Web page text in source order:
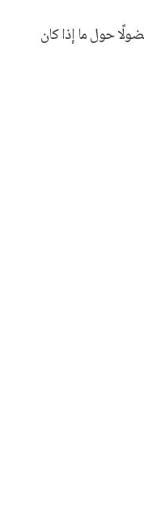
حول ما إذا كان